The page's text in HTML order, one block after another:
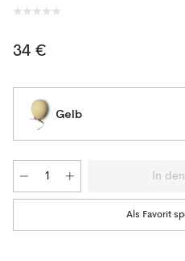
34 €
Gelb
In
Als Favorit